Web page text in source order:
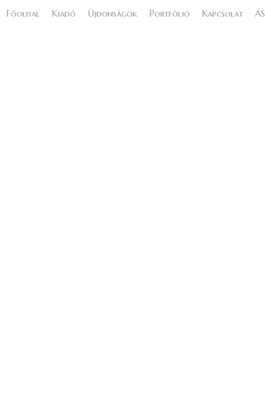
Főoldal Kiadó Újdonságok Portfólió Kapcsolat